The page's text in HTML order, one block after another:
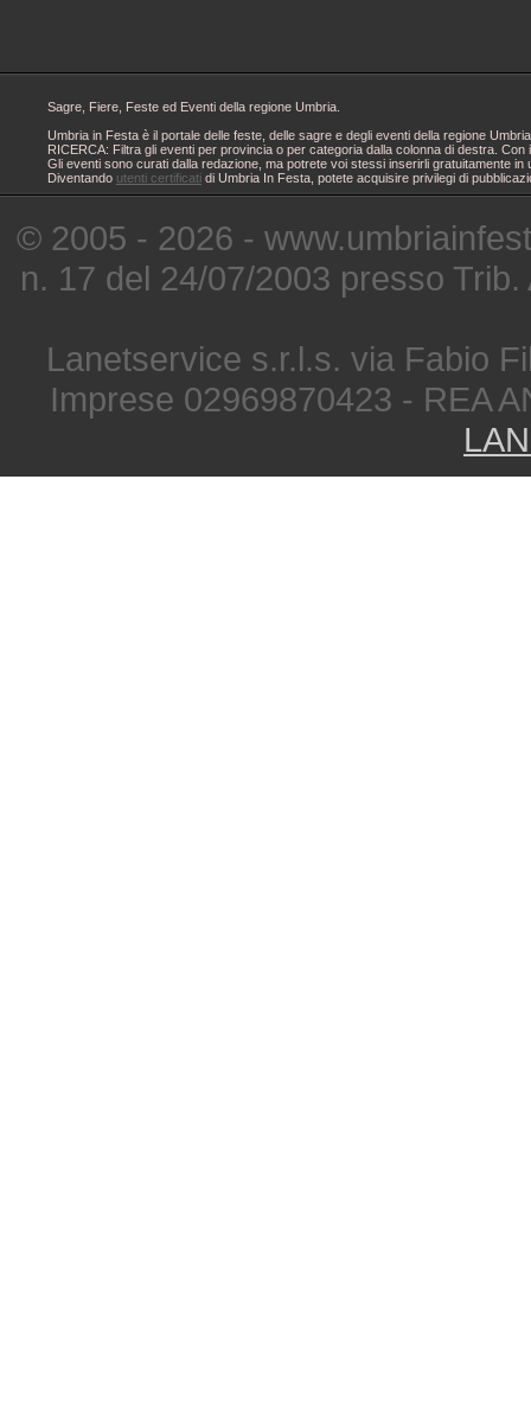
Sagre, Fiere, Feste ed Eventi della regione Umbria.
Umbria in Festa è il portale delle feste, delle sagre e degli eventi della regione
RICERCA: Filtra gli eventi per provincia o per categoria dalla colonna di destra.
Gli eventi sono curati dalla redazione, ma potrete voi stessi inserirli gratuitamente
Diventando utenti certificati di Umbria In Festa, potete acquisire privilegi di
© 2005 - 2026 -
n. 17 del 24/07/2003 presso
Lanetservice s.r.l.s. via Fabio
Imprese 02969870423 - REA